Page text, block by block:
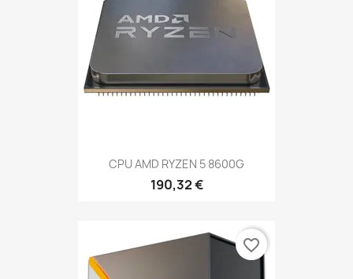
CPU AMD RYZEN 5 8600G
190,32 €
favorite_border